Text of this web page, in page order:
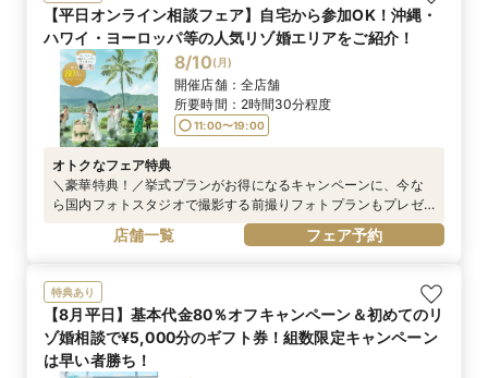
【平日オンライン相談フェア】自宅から参加OK！沖縄・
ハワイ・ヨーロッパ等の人気リゾ婚エリアをご紹介！
8/10(月)
開催店舗： 全店舗
所要時間： 2時間30分程度
11:00〜19:00
オトクなフェア特典
＼豪華特典！／挙式プランがお得になるキャンペーンに、今な
ら国内フォトスタジオで撮影する前撮りフォトプランもプレゼ
店舗一覧 フェア予約
特典あり
【8月平日】基本代金80％オフキャンペーン＆初めてのリ
ゾ婚相談で¥5,000分のギフト券！組数限定キャンペーン
は早い者勝ち！